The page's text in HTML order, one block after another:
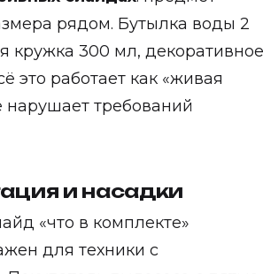
рядом. Бутылка воды 2
кружка 300 мл, декоративное
это работает как «живая
нарушает требований
и насадки
«что в комплекте»
для техники с